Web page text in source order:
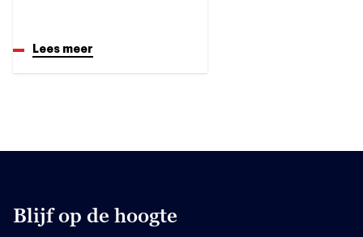
Lees meer
Blijf op de hoogte